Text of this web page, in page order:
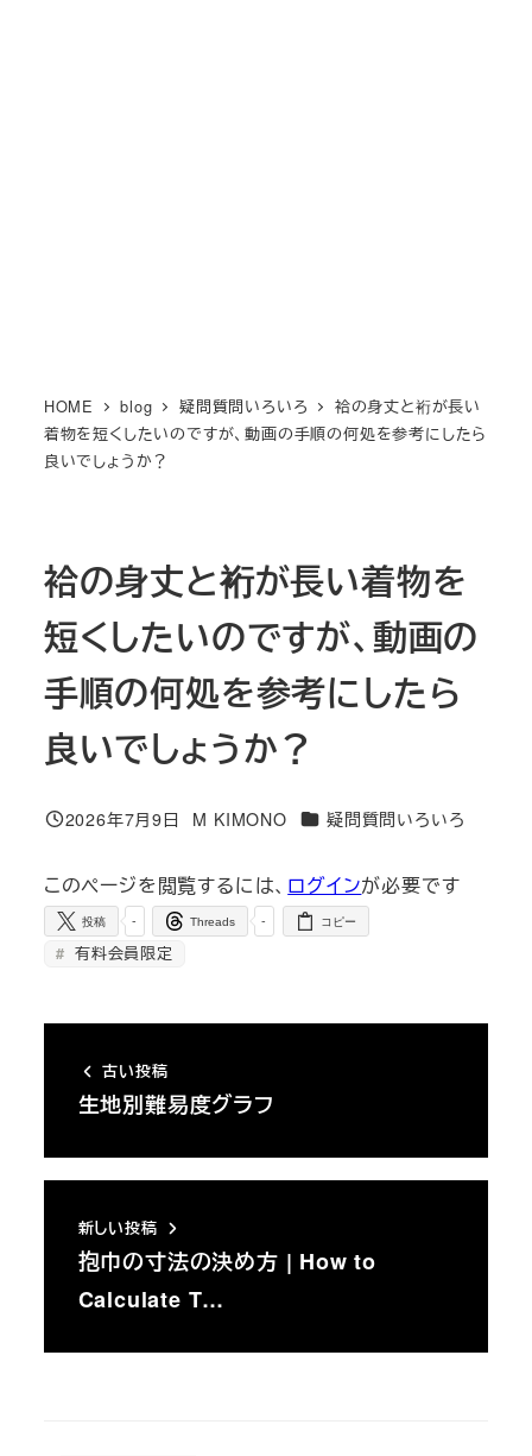
HOME blog 疑問質問いろいろ
袷の身丈と裄が長い
着物を短くしたいのですが、動画の手順の何処を参考にしたら
良いでしょうか？
袷の身丈と裄が長い着物を
短くしたいのですが、動画の
手順の何処を参考にしたら
良いでしょうか？
投稿日
2026年7月9日
著
M KIMONO カテゴリー
疑問質問いろいろ
このページを閲覧するには、 ログインが必要です
-
投稿 -
Threads コピー
有料会員限定
古い投稿
生地別難易度グラフ
新しい投稿
抱巾の寸法の決め方 | How to
Calculate T…